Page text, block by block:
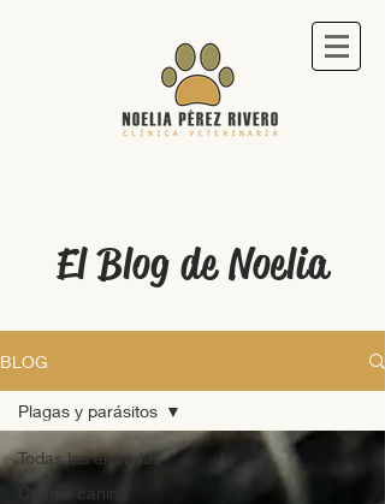
El Blog de Noelia
BLOG
Todas las entradas
Cirugía canina
Plagas y parásitos